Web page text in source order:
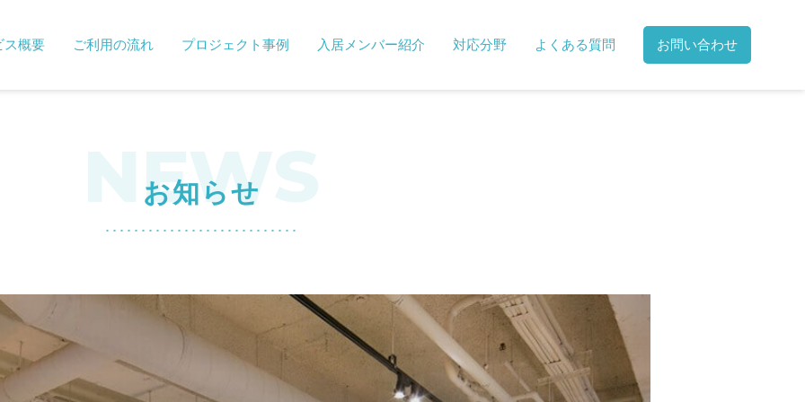
ス概要 ご利用の流れ プロジェクト事例 入居メンバー紹介 対応分野 よくある質問 お問い合わせ
お知らせ
NEWS